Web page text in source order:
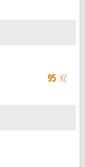
95Kč